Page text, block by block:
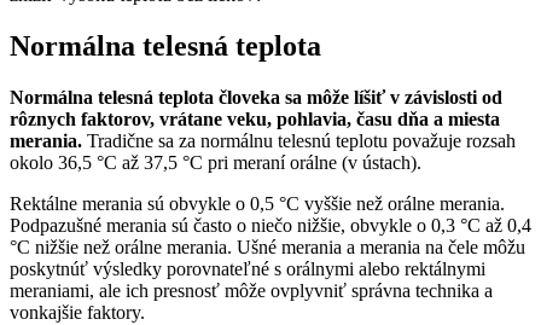
Normálna telesná teplota
Normálna telesná teplota človeka sa môže líšiť v závislosti od
rôznych faktorov, vrátane veku, pohlavia, času dňa a miesta
merania. Tradične sa za normálnu telesnú teplotu považuje rozsah
okolo 36,5 °C až 37,5 °C pri meraní orálne (v ústach).
Rektálne merania sú obvykle o 0,5 °C vyššie než orálne merania.
Podpazušné merania sú často o niečo nižšie, obvykle o 0,3 °C až 0,4
°C nižšie než orálne merania. Ušné merania a merania na čele môžu
poskytnúť výsledky porovnateľné s orálnymi alebo rektálnymi
meraniami, ale ich presnosť môže ovplyvniť správna technika a
vonkajšie faktory.